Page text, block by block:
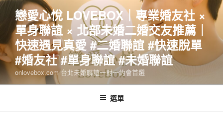
跳
主
要
內
容
戀愛心悅 LOVEBOX｜專業婚友社 ×
單身聯誼 × 北部未婚二婚交友推薦｜
快速遇見真愛 #二婚聯誼 #快速脫單
#婚友社 #單身聯誼 #未婚聯誼
onlovebox.com 台北未婚聯誼一對一約會首選
選單